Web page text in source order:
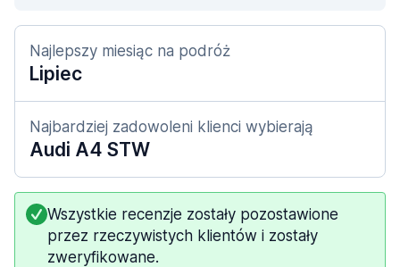
Najlepszy miesiąc na podróż
Lipiec
Najbardziej zadowoleni klienci wybierają
Audi A4 STW
Wszystkie recenzje zostały pozostawione
przez rzeczywistych klientów i zostały
zweryfikowane.